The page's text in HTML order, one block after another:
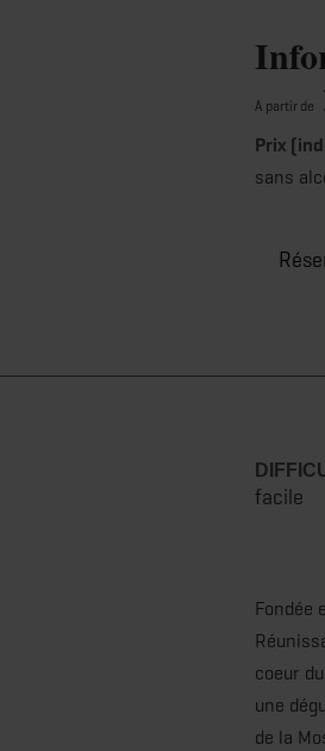
A partir de
Prix
sans
facile
Fondée
coeur
une
de la